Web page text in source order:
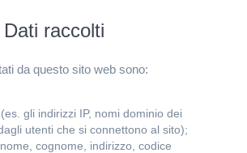
raccolti
da questo sito web sono:
gli indirizzi IP, nomi dominio dei
utenti che si connettono al sito);
cognome, indirizzo, codice